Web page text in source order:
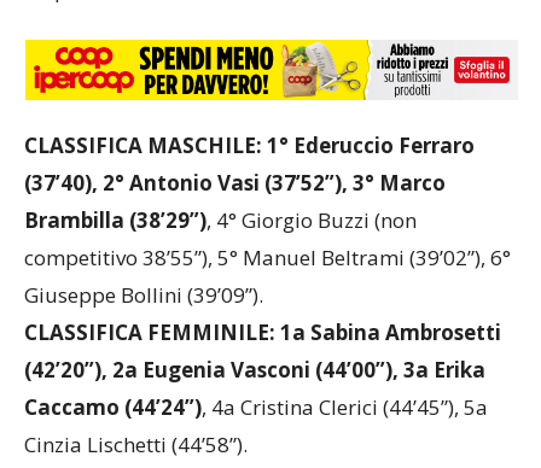
CLASSIFICA MASCHILE: 1° Ederuccio Ferraro
(37’40), 2° Antonio Vasi (37’52”), 3° Marco
Brambilla (38’29”), 4° Giorgio Buzzi (non
competitivo 38’55”), 5° Manuel Beltrami (39’02”), 6°
Giuseppe Bollini (39’09”).
CLASSIFICA FEMMINILE: 1a Sabina Ambrosetti
(42’20”), 2a Eugenia Vasconi (44’00”), 3a Erika
Caccamo (44’24”), 4a Cristina Clerici (44’45”), 5a
Cinzia Lischetti (44’58”).